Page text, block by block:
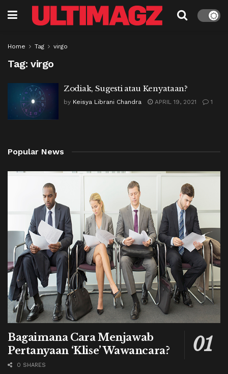
Home Tag virgo
Tag: virgo
Zodiak, Sugesti atau Kenyataan?
by Keisya Librani Chandra APRIL 19, 2021 1
Popular News
Bagaimana Cara Menjawab
Pertanyaan ‘Klise’ Wawancara?
0 SHARES